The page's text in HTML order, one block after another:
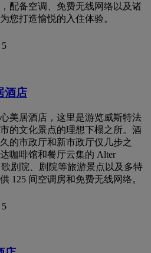
配备空调、免费无线网络以及诸
您打造愉悦的入住体验。
5
酒店
美居酒店，这里是游览威斯特法
的文化景点的理想下榻之所。酒
的市政厅和新市政厅仅几步之
咖啡馆和餐厅云集的 Alter
歌剧院、剧院等旅游景点以及多特
125 间空调房和免费无线网络。
5